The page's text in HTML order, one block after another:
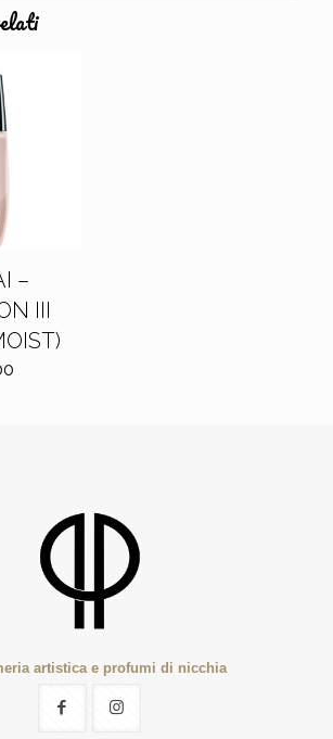
–
III
artistica e profumi di nicchia